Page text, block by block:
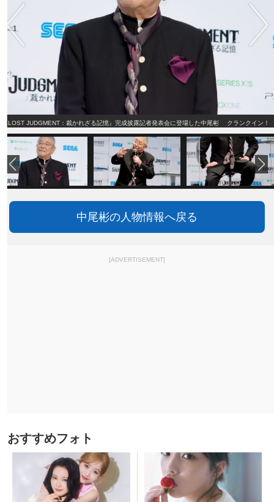
『LOST JUDGMENT：裁かれざる記憶』完成披露記者発表会に登場した中尾彬 クランクイン！
中尾彬の人物情報へ戻る
[ADVERTISEMENT]
おすすめフォト